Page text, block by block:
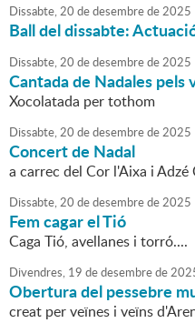
Dissabte,20 dedesembrede2025
Ball del dissabte:
Dissabte,20 dedesembrede2025
Cantada de Nadales
Xocolatada per tothom
Dissabte,20 dedesembrede2025
Concert de Nadal
a carrec del Cor l'Aixa i Adzé
Dissabte,20 dedesembrede2025
Fem cagar el Tió
Caga Tió, avellanes i torró....
Divendres, 19 dedesembrede
Obertura del pessebre
creat per veïnes i veïns